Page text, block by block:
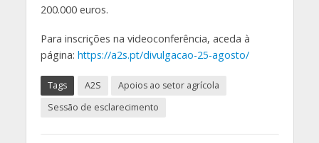
200.000 euros.
Para inscrições na videoconferência, aceda à
página: https://a2s.pt/divulgacao-25-agosto/
Tags A2S
Apoios ao setor agrícola
Sessão de esclarecimento